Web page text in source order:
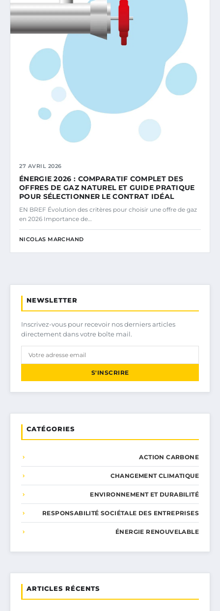
27 AVRIL 2026
ÉNERGIE 2026 : COMPARATIF COMPLET DES
OFFRES DE GAZ NATUREL ET GUIDE PRATIQUE
POUR SÉLECTIONNER LE CONTRAT IDÉAL
EN BREF Évolution des critères pour choisir une offre de gaz
en 2026 Importance de…
NICOLAS MARCHAND
NEWSLETTER
Inscrivez-vous pour recevoir nos derniers articles
directement dans votre boîte mail.
S'INSCRIRE
CATÉGORIES
ACTION CARBONE
CHANGEMENT CLIMATIQUE
ENVIRONNEMENT ET DURABILITÉ
RESPONSABILITÉ SOCIÉTALE DES ENTREPRISES
ÉNERGIE RENOUVELABLE
ARTICLES RÉCENTS